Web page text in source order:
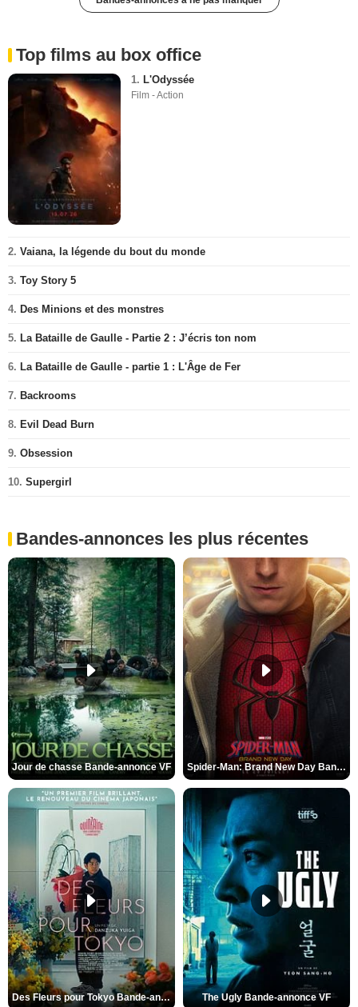
Top films au box office
1. L'Odyssée
Film - Action
2. Vaiana, la légende du bout du monde
3. Toy Story 5
4. Des Minions et des monstres
5. La Bataille de Gaulle - Partie 2 : J’écris ton nom
6. La Bataille de Gaulle - partie 1 : L'Âge de Fer
7. Backrooms
8. Evil Dead Burn
9. Obsession
10. Supergirl
Bandes-annonces les plus récentes
Jour de chasse Bande-annonce VF Spider-Man: Brand New Day Bande-annonce (3) VO STFR
Des Fleurs pour Tokyo Bande-annonce VO STFR The Ugly Bande-annonce VF